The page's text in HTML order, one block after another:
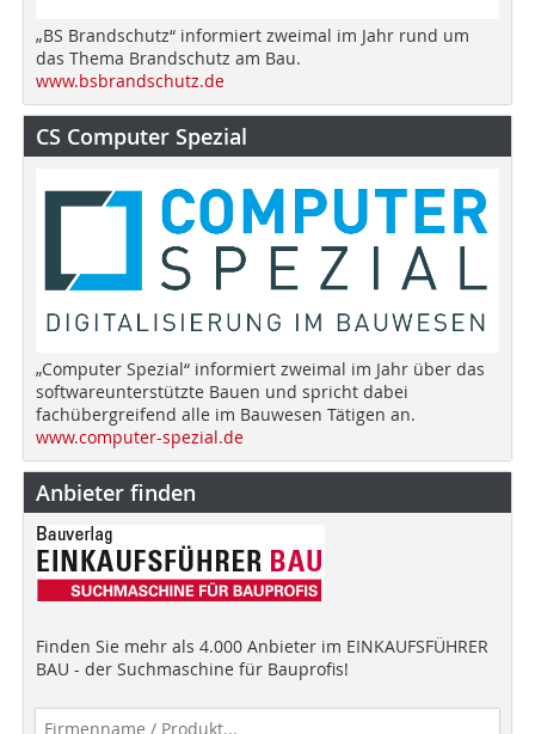
„BS Brandschutz“ informiert zweimal im Jahr rund um
das Thema Brandschutz am Bau.
www.bsbrandschutz.de
CS Computer Spezial
„Computer Spezial“ informiert zweimal im Jahr über das
softwareunterstützte Bauen und spricht dabei
fachübergreifend alle im Bauwesen Tätigen an.
www.computer-spezial.de
Anbieter finden
Finden Sie mehr als 4.000 Anbieter im EINKAUFSFÜHRER
BAU - der Suchmaschine für Bauprofis!